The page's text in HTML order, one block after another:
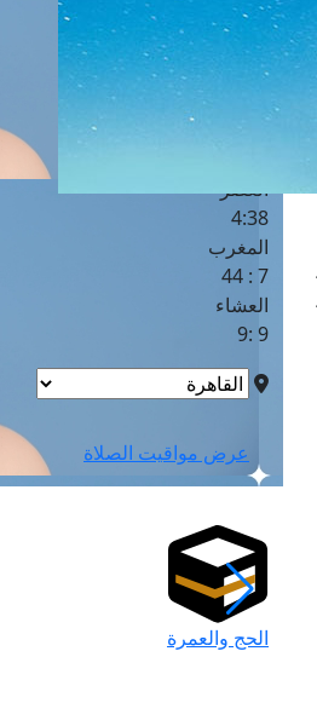
الفجر
4 :41
الشروق
العصر
4:38
المغرب
7 : 44
العشاء
9 :9
عرض مواقيت الصلاة
الحج والعمرة